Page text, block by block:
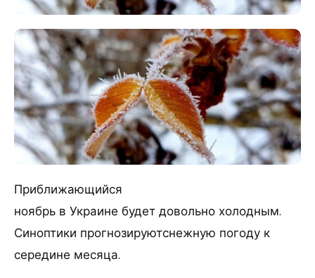
Приближающийся
ноябрь в Украине будет довольно холодным.
Синоптики прогнозируютснежную погоду к
середине месяца.